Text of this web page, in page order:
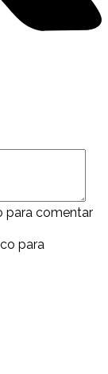
para comentar
para